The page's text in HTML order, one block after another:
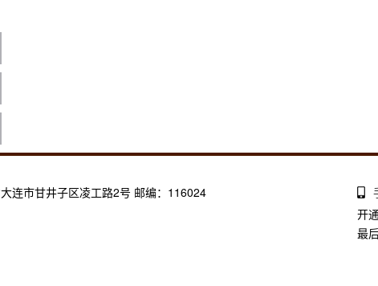
连市甘井子区凌工路2号 邮编：116024
开
最